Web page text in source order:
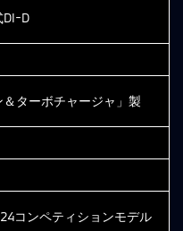
DI-D
＆ターボチャージャ」製
コンペティションモデル